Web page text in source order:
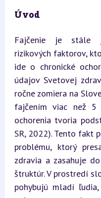
Úvod
Fajčenie je stále
rizikových faktorov,
ide o chronické
údajov Svetovej
ročne zomiera na
fajčením viac než 5
ochorenia tvoria
SR, 2022). Tento fakt
problému, ktorý
zdravia a zasahuje
štruktúr. V prostredí
pohybujú mladí